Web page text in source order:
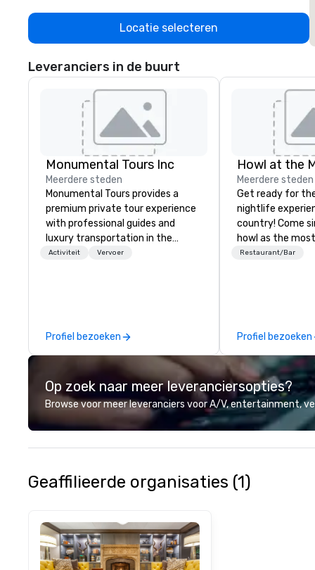
Locatie selecteren
Leveranciers in de buurt
Monumental Tours Inc
Meerdere steden
Monumental Tours provides a
premium private tour experience
with professional guides and
luxury transportation in the
Washington DC Metro Area. Our
private tour experience in Our
Nation’s Capital.
Activiteit Vervoer
Profiel bezoeken
Howl at the
Meerdere steden
Get ready for
nightlife
country! Come
howl as the
talented
(birthday party,
party, bachelor
or corporate
night out, Howl
perfect spot for
your closest
location for
specials.
Restaurant/Bar
Profiel bezoeken
Op zoek naar meer leveranciersopties?
Browse voor meer leveranciers voor A/V, entertainment,
Geaffilieerde organisaties (1)